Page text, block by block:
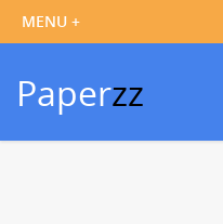
Paperzz